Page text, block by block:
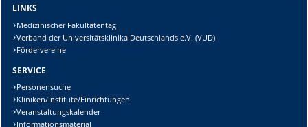
LINKS
Medizinischer Fakultätentag
Verband der Universitätsklinika Deutschlands e.V. (VUD)
Fördervereine
SERVICE
Personensuche
Kliniken/Institute/Einrichtungen
Veranstaltungskalender
Informationsmaterial